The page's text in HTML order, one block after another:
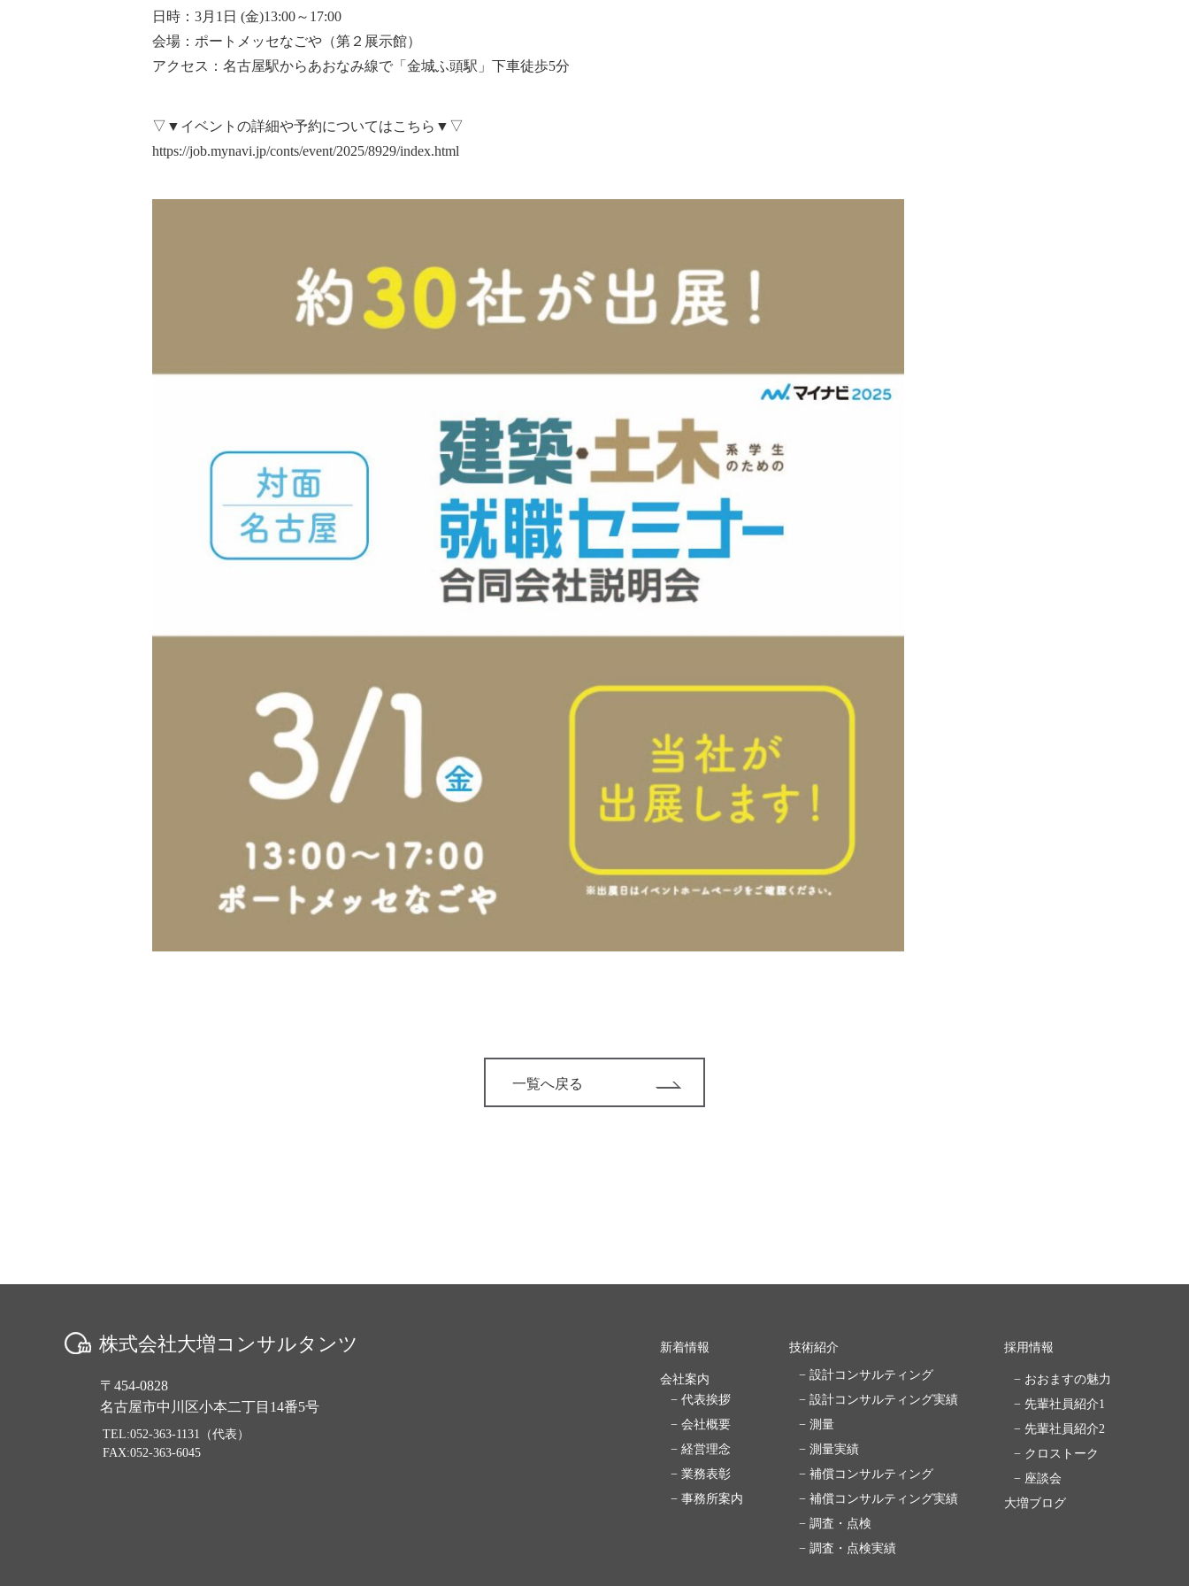
日時：3月1日 (金)13:00～17:00
会場：ポートメッセなごや（第２展示館）
アクセス：名古屋駅からあおなみ線で「金城ふ頭駅」下車徒歩5分
▽▼イベントの詳細や予約についてはこちら▼▽
https://job.mynavi.jp/conts/event/2025/8929/index.html
一覧へ戻る
株式会社大増コンサルタンツ
〒454-0828
名古屋市中川区小本二丁目14番5号
TEL:052-363-1131（代表）
FAX:052-363-6045
新着情報
会社案内
− 代表挨拶
− 会社概要
− 経営理念
− 業務表彰
− 事務所案内
技術紹介
− 設計コンサルティング
− 設計コンサルティング実績
− 測量
− 測量実績
− 補償コンサルティング
− 補償コンサルティング実績
− 調査・点検
− 調査・点検実績
採用情報
− おおますの魅力
− 先輩社員紹介1
− 先輩社員紹介2
− クロストーク
− 座談会
大増ブログ